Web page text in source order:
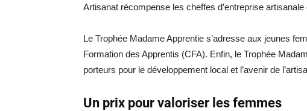
Artisanat récompense les cheffes d’entreprise
Le Trophée Madame Apprentie s’adresse aux jeunes
Formation des Apprentis (CFA). Enfin, le Trophée
porteurs pour le développement local et l’avenir de
Un prix pour valoriser les femmes